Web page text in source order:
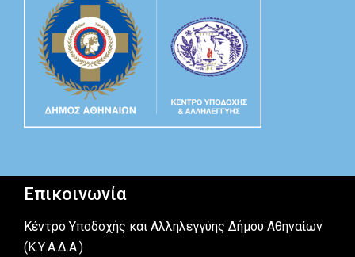
Επικοινωνία
Κέντρο Υποδοχής και Αλληλεγγύης Δήμου Αθηναίων
(Κ.Υ.Α.Δ.Α.)